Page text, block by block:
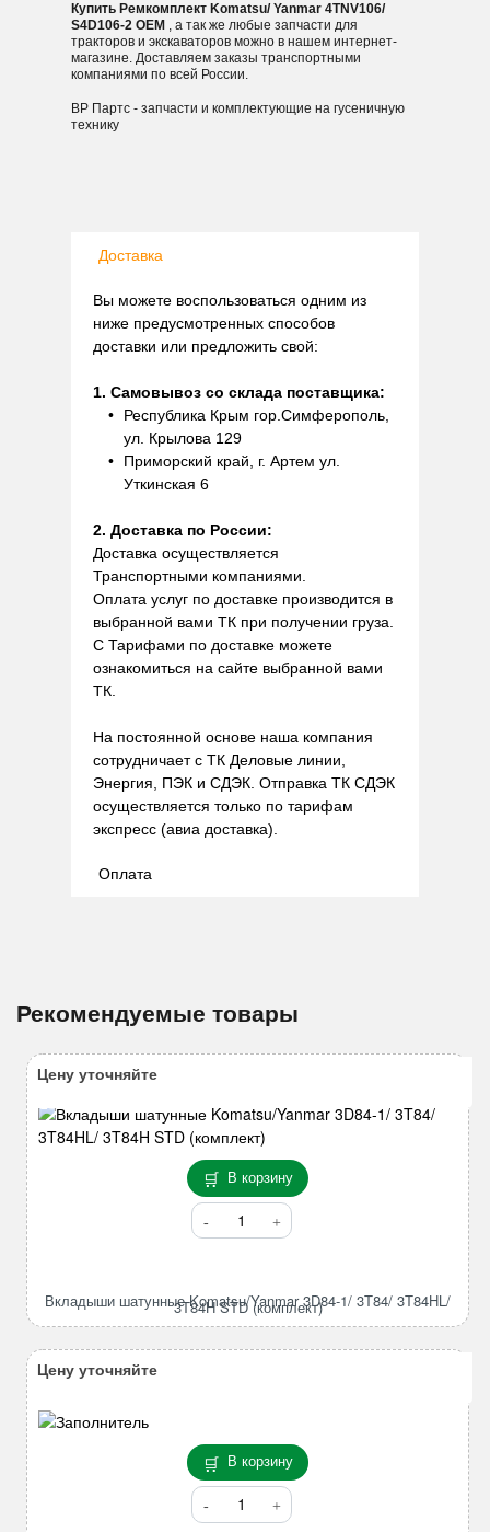
Купить Ремкомплект Komatsu/ Yanmar 4TNV106/
S4D106-2 OEM , а так же любые запчасти для
тракторов и экскаваторов можно в нашем интернет-
магазине. Доставляем заказы транспортными
компаниями по всей России.
ВР Партс - запчасти и комплектующие на гусеничную
технику
Доставка
Вы можете воспользоваться одним из
ниже предусмотренных способов
доставки или предложить свой:
1. Самовывоз со склада поставщика:
Республика Крым гор.Симферополь,
ул. Крылова 129
Приморский край, г. Артем ул.
Уткинская 6
2. Доставка по России:
Доставка осуществляется
Транспортными компаниями.
Оплата услуг по доставке производится в
выбранной вами ТК при получении груза.
С Тарифами по доставке можете
ознакомиться на сайте выбранной вами
ТК.
На постоянной основе наша компания
сотрудничает с ТК Деловые линии,
Энергия, ПЭК и СДЭК. Отправка ТК СДЭК
осуществляется только по тарифам
экспресс (авиа доставка).
Оплата
Рекомендуемые товары
В корзину
Количество
товара
Komatsu/Yanmar
3D84-
1/
STD
(комплект)
Вкладыши шатунные Komatsu/Yanmar 3D84-1/ 3T84/ 3T84HL/
3T84H STD (комплект)
Цену уточняйте
В корзину
Количество
товара
Цену уточняйте